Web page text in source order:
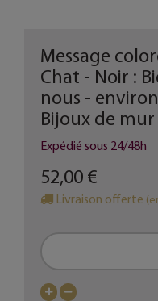
Message
Chat - Noir :
nous -
Bijoux de mur
Expédié sous 24/48h
52,00 €
Livraison offerte